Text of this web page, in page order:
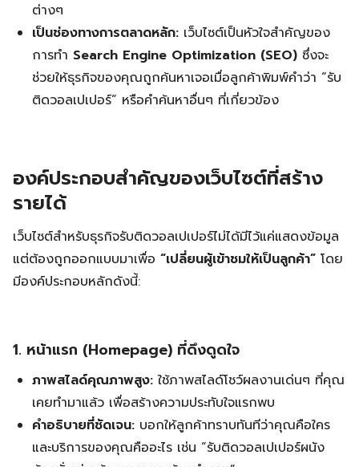
ต่างๆ
เป็นช่องทางการตลาดหลัก: เว็บไซต์เป็นหัวใจสำคัญของ
การทำ Search Engine Optimization (SEO) ซึ่งจะ
ช่วยให้ธุรกิจของคุณถูกค้นหาเจอเมื่อลูกค้าพิมพ์คำว่า “รับ
ติดวอลเปเปอร์” หรือคำค้นหาอื่นๆ ที่เกี่ยวข้อง
องค์ประกอบสำคัญของเว็บไซต์ที่สร้าง
รายได้
เว็บไซต์สำหรับธุรกิจรับติดวอลเปเปอร์ไม่ได้มีไว้แค่แสดงข้อมูล
แต่ต้องถูกออกแบบมาเพื่อ “เปลี่ยนผู้เข้าชมให้เป็นลูกค้า” โดย
มีองค์ประกอบหลักดังนี้:
1. หน้าแรก (Homepage) ที่ดึงดูดใจ
ภาพสไลด์คุณภาพสูง: ใช้ภาพสไลด์โชว์ผลงานเด่นๆ ที่คุณ
เคยทำมาแล้ว เพื่อสร้างความประทับใจแรกพบ
คำอธิบายที่ชัดเจน: บอกให้ลูกค้าทราบทันทีว่าคุณคือใคร
และบริการของคุณคืออะไร เช่น “รับติดวอลเปเปอร์ผนัง